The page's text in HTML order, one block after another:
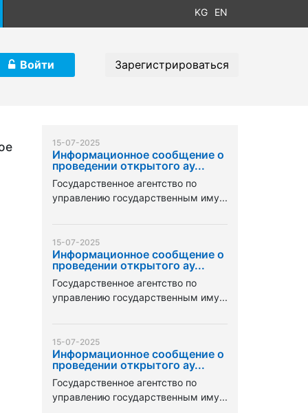
KG EN
Войти Зарегистрироваться
15-07-2025
Информационное сообщение о
проведении открытого ау...
Государственное агентство по
управлению государственным иму...
15-07-2025
Информационное сообщение о
проведении открытого ау...
Государственное агентство по
управлению государственным иму...
15-07-2025
Информационное сообщение о
проведении открытого ау...
Государственное агентство по
управлению государственным иму...